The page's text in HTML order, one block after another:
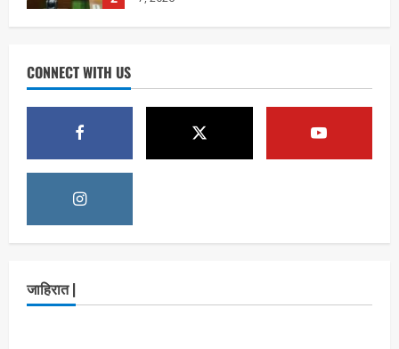
Maharashtra Majha News
August
4
5, 2026
डॉ. श्रीकृष्ण पांचाळ आणि आयुक्त डॉ. कैलास शिंदे
CONNECT WITH US
जाहिरात |